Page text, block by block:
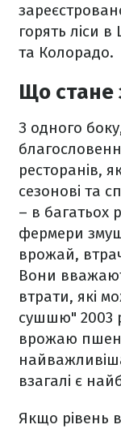
горять ліси в
та Колорадо.
Що стане
З одного
ресторанів,
сезонові та
– в багатьох
фермери
врожай,
Вони
втрати, які
сушшю" 2003
врожаю
взагалі є
Якщо рівень